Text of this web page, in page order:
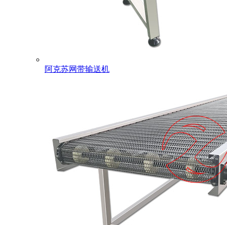
阿克苏网带输送机